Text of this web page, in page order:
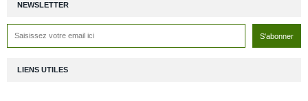
NEWSLETTER
LIENS UTILES